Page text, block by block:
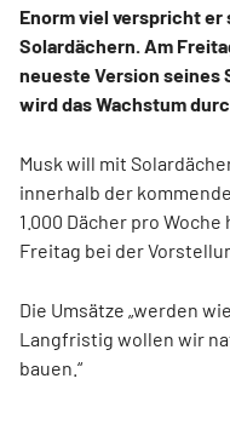
Enorm viel verspricht er
Solardächern. Am
neueste Version seines
wird das Wachstum
Musk will mit
innerhalb der
1.000 Dächer pro Woche
Freitag bei der
Die Umsätze „werden
Langfristig wollen wir
bauen.“